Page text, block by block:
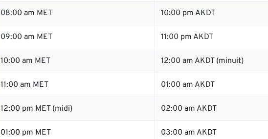
08:00 am MET 10:00 pm AKDT
09:00 am MET 11:00 pm AKDT
10:00 am MET 12:00 am AKDT (minuit)
11:00 am MET 01:00 am AKDT
12:00 pm MET (midi) 02:00 am AKDT
01:00 pm MET 03:00 am AKDT